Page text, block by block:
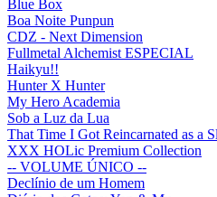
Blue Box
Boa Noite Punpun
CDZ - Next Dimension
Fullmetal Alchemist ESPECIAL
Haikyu!!
Hunter X Hunter
My Hero Academia
Sob a Luz da Lua
That Time I Got Reincarnated as a
XXX HOLic Premium Collection
-- VOLUME ÚNICO --
Declínio de um Homem